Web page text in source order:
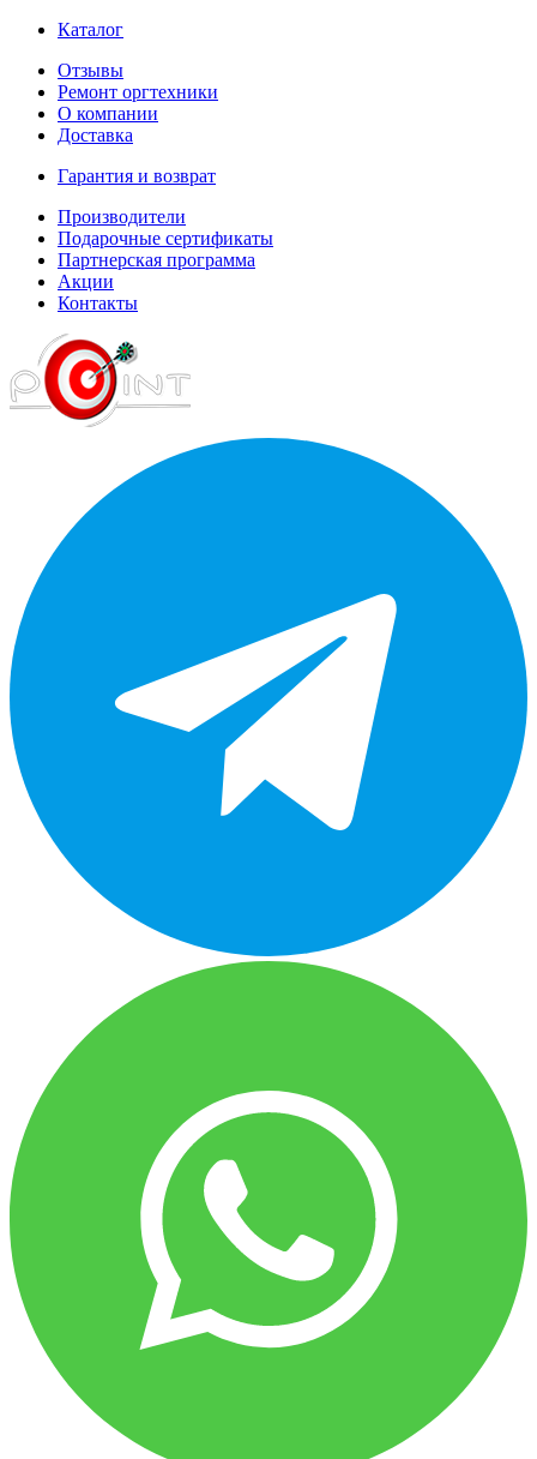
Каталог
Отзывы
Ремонт оргтехники
О компании
Доставка
Гарантия и возврат
Производители
Подарочные сертификаты
Партнерская программа
Акции
Контакты